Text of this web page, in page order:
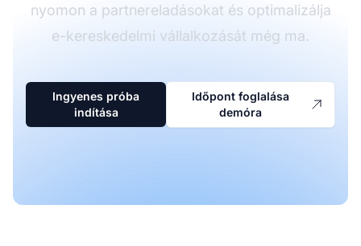
nyomon a partnereladásokat és optimalizálja
e-kereskedelmi vállalkozását még ma.
Ingyenes próba
indítása
Időpont foglalása
demóra